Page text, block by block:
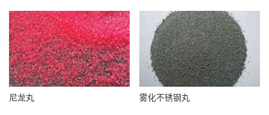
尼龙丸 雾化不锈钢丸